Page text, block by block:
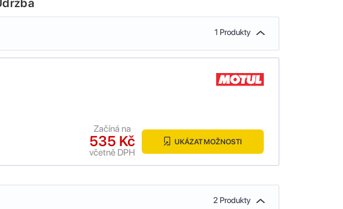
1 Produkty
535 Kč
včetně DPH
Začíná na
UKÁZAT MOŽNOSTI
2 Produkty